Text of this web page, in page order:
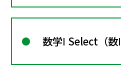
Standard
数学Ⅰ Select（数